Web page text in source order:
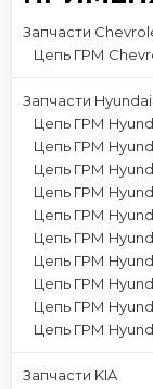
Запчасти
Цепь ГРМ
Запчасти Hyundai
Цепь ГРМ
Цепь ГРМ
Цепь ГРМ
Цепь ГРМ
Цепь ГРМ
Цепь ГРМ
Цепь ГРМ
Цепь ГРМ
Цепь ГРМ
Цепь ГРМ
Запчасти KIA